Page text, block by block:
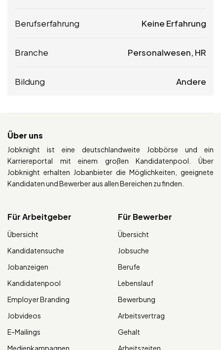
Berufserfahrung Keine Erfahrung
Branche Personalwesen, HR
Bildung Andere
Über uns
Jobknight ist eine deutschlandweite Jobbörse und ein
Karriereportal mit einem großen Kandidatenpool. Über
Jobknight erhalten Jobanbieter die Möglichkeiten, geeignete
Kandidaten und Bewerber aus allen Bereichen zu finden.
Für Arbeitgeber
Übersicht
Kandidatensuche
Jobanzeigen
Kandidatenpool
Employer Branding
Jobvideos
E-Mailings
Medienkampagnen
Für Bewerber
Übersicht
Jobsuche
Berufe
Lebenslauf
Bewerbung
Arbeitsvertrag
Gehalt
Arbeitszeiten